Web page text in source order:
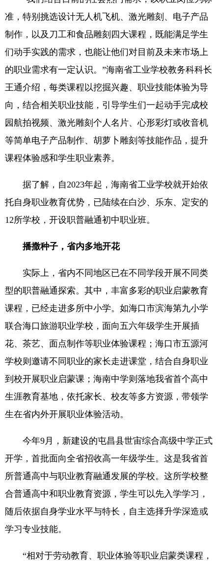
准，特别挑选设计无人机飞机、激光雕刻、电子产品
制作，以及刀工和食品雕刻四大课程，既能满足学生
们动手实践的需求，也能让他们对目前及未来市场上
的职业需求有一定认识。”海南省工业学校教务科科长
王通介绍，每类课程以挖掘兴趣、职业技能体验为导
向，结合相关职业技能，引导学生们一起动手完成校
园航拍视频、激光雕刻个人名片、心形彩灯或收音机
等简单电子产品制作、胡萝卜雕刻等技能作品，提升
课程体验感和学生职业素养。
据了解，自2023年起，海南省工业学校就开始依
托自身职业教育优势，已陆续在白沙、乐东、定安的
12所学校，开设职普融通初中职业班。
播撒种子，省内多地开花
实际上，省内不同地区已在不同学段开展不同类
型的职普融通探索。其中，丰富多彩的职业启蒙教育
课程，已经走进多所中小学。如海口市滨海第九小学
联合海口旅游职业学校，面向五六年级学生开展插
花、茶艺、面点制作等职业体验课程；海口市五源河
学校则邀请不同职业的家长走进课堂，结合自身职业
到校开展职业启蒙课；海南中学则落地我省首个高中
生涯教育基地，依托家长、校友等多方资源，带领学
生在省内外开展职业体验活动。
今年9月，新建设的屯昌县世宙综合高级中学正式
开学，首批面向全省招收高一年级学生。这是我省首
所普通高中与职业教育融通发展的学校。这所学校整
合普通高中和职业教育资源，学生可以先入学学习，
随后依据自身学业水平与特长，自主选择升学深造或
学习专业技能。
“相对于劳动教育、职业体验等职业启蒙类课程，